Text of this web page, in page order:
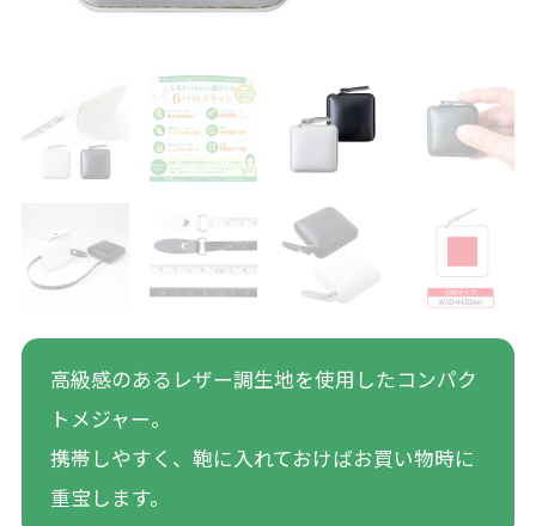
高級感のあるレザー調生地を使用したコンパク
トメジャー。
携帯しやすく、鞄に入れておけばお買い物時に
重宝します。